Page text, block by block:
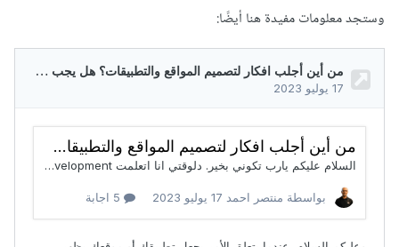
وستجد معلومات مفيدة هنا أيضًا: